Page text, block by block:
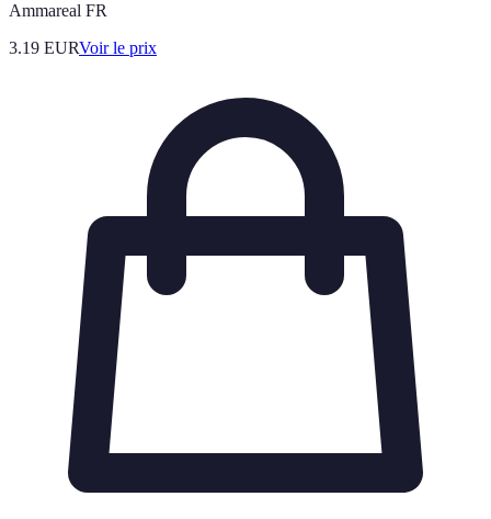
Ammareal FR
3.19 EURVoir le prix